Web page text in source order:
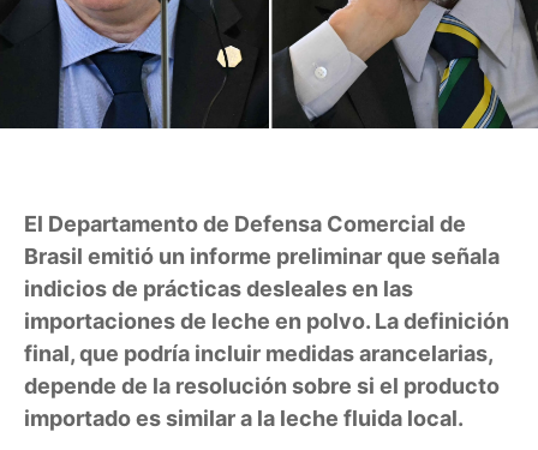
El Departamento de Defensa Comercial de
Brasil emitió un informe preliminar que señala
indicios de prácticas desleales en las
importaciones de leche en polvo. La definición
final, que podría incluir medidas arancelarias,
depende de la resolución sobre si el producto
importado es similar a la leche fluida local.